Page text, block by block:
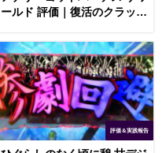
ールド 評価｜復活のクラッシ
頼度
評価＆実践報告